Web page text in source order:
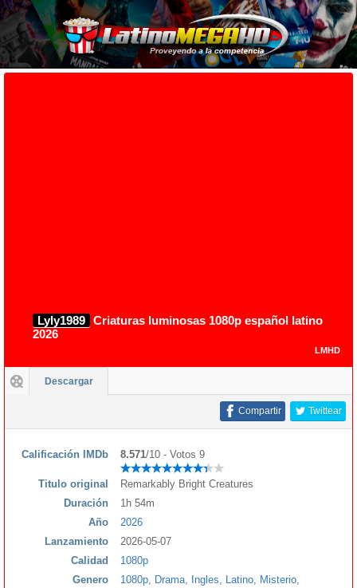
Lyly1989 Criaturas luminosas 1080p español latino
2026
LMHD
Descargar
Twittear
Compartir
Calificación IMDb 8.571/10 - Votos 9
Titulo original
Remarkably Bright Creatures
Duración
1h 54m
Año
2026
Lanzamiento
2026-05-07
Calidad
1080p
Genero
1080p Drama Ingles Latino Misterio